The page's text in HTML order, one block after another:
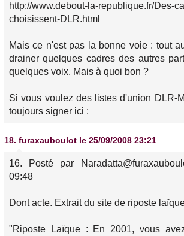
http://www.debout-la-republique.fr/Des-
choisissent-DLR.html
Mais ce n'est pas la bonne voie : tout
drainer quelques cadres des autres
quelques voix. Mais à quoi bon ?
Si vous voulez des listes d'union DLR-
toujours signer ici :
18. furaxauboulot le 25/09/2008 23:21
16. Posté par
09:48
Dont acte. Extrait du site de riposte
"Riposte Laïque : En 2001, vous